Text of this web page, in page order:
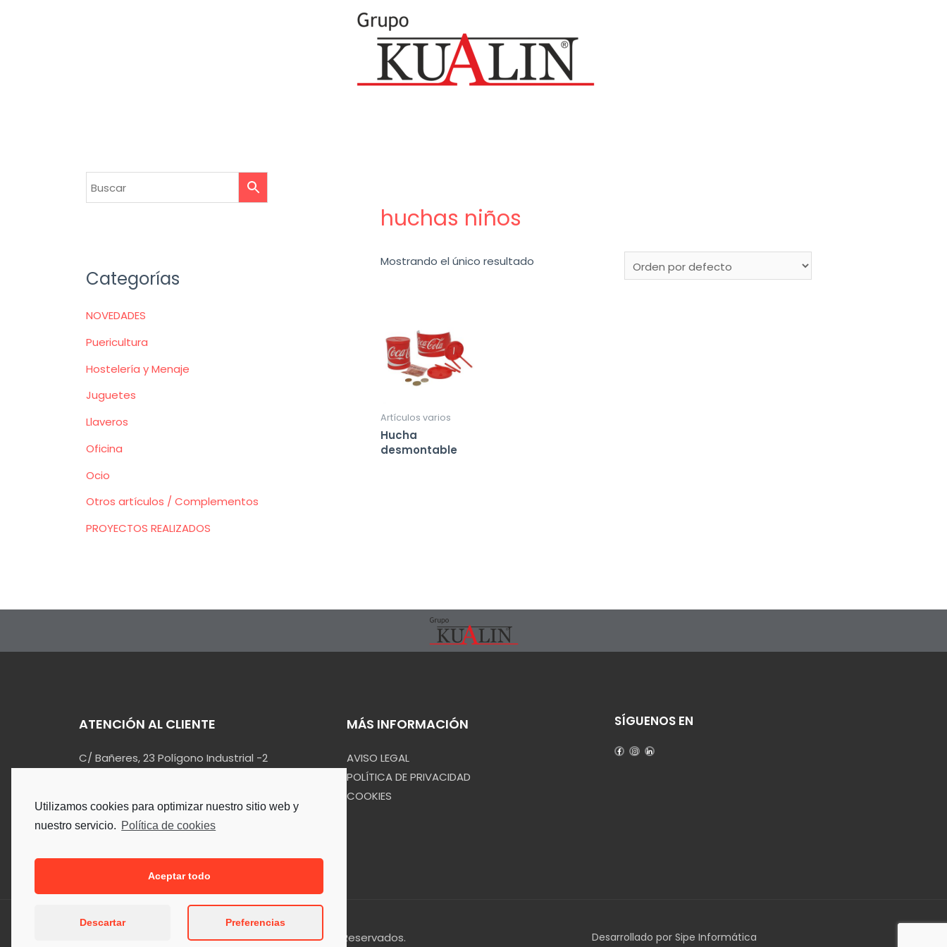
Utilizamos cookies para optimizar nuestro sitio web y
nuestro servicio. Política de cookies
Aceptar todo
Descartar Preferencias
Categorías
NOVEDADES
Puericultura
Hostelería y Menaje
Juguetes
Llaveros
Oficina
Ocio
Otros artículos / Complementos
PROYECTOS REALIZADOS
huchas niños
Mostrando el único resultado
Artículos varios
Hucha
desmontable
ATENCIÓN AL CLIENTE
C/ Bañeres, 23 Polígono Industrial -2
965 55 34 90
MÁS INFORMACIÓN
AVISO LEGAL
POLÍTICA DE PRIVACIDAD
COOKIES
SÍGUENOS EN
Copyright © 2026. Todos los Derechos Reservados. Desarrollado por Sipe Informática